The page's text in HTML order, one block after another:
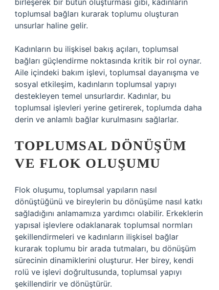
birleşerek bir bütün oluşturması gibi, kadınların
toplumsal bağları kurarak toplumu oluşturan
unsurlar haline gelir.
Kadınların bu ilişkisel bakış açıları, toplumsal
bağları güçlendirme noktasında kritik bir rol oynar.
Aile içindeki bakım işlevi, toplumsal dayanışma ve
sosyal etkileşim, kadınların toplumsal yapıyı
destekleyen temel unsurlardır. Kadınlar, bu
toplumsal işlevleri yerine getirerek, toplumda daha
derin ve anlamlı bağlar kurulmasını sağlarlar.
TOPLUMSAL DÖNÜŞÜM
VE FLOK OLUŞUMU
Flok oluşumu, toplumsal yapıların nasıl
dönüştüğünü ve bireylerin bu dönüşüme nasıl katkı
sağladığını anlamamıza yardımcı olabilir. Erkeklerin
yapısal işlevlere odaklanarak toplumsal normları
şekillendirmeleri ve kadınların ilişkisel bağlar
kurarak toplumu bir arada tutmaları, bu dönüşüm
sürecinin dinamiklerini oluşturur. Her birey, kendi
rolü ve işlevi doğrultusunda, toplumsal yapıyı
şekillendirir ve dönüştürür.